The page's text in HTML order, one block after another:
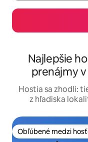
Najlepšie
prenájmy
Hostia sa zhodli:
z hľadiska
Obľúbené medzi
Obľúbené medzi